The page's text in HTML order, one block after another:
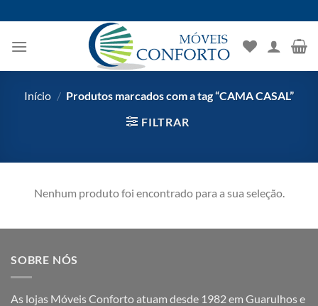
to
content
Início / Produtos marcados com a tag “CAMA CASAL”
FILTRAR
Nenhum produto foi encontrado para a sua seleção.
SOBRE NÓS
As lojas Móveis Conforto atuam desde 1982 em Guarulhos e